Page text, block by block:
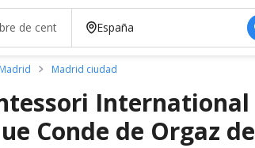
Madrid ciudad
International
Conde de Orgaz de